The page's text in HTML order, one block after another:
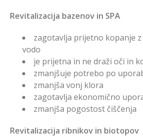
Revitalizacija bazenov in SPA
zagotavlja prijetno kopanje
vodo
je prijetna in ne draži oči in
zmanjšuje potrebo po
zmanjša vonj klora
zagotavlja ekonomično
zmanjša pogostost čiščenja
Revitalizacija ribnikov in biotopov